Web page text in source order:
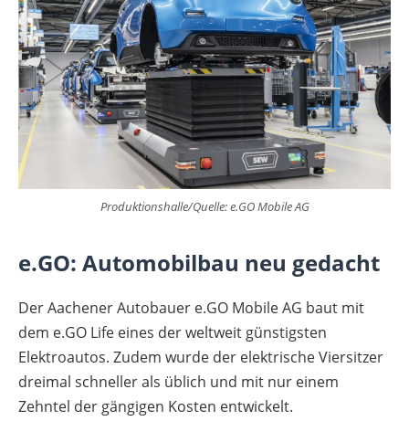
Produktionshalle/Quelle: e.GO Mobile AG
e.GO: Automobilbau neu gedacht
Der Aachener Autobauer e.GO Mobile AG baut mit
dem e.GO Life eines der weltweit günstigsten
Elektroautos. Zudem wurde der elektrische Viersitzer
dreimal schneller als üblich und mit nur einem
Zehntel der gängigen Kosten entwickelt.